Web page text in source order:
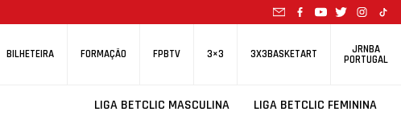
BILHETEIRA FORMAÇÃO FPBTV 3×3 3X3BASKETART JRNBA
PORTUGAL
LIGA BETCLIC MASCULINA LIGA BETCLIC FEMININA